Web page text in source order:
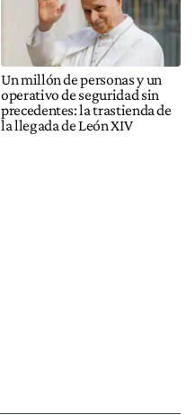
Un millón de personas y un
operativo de seguridad sin
precedentes: la trastienda de
la llegada de León XIV